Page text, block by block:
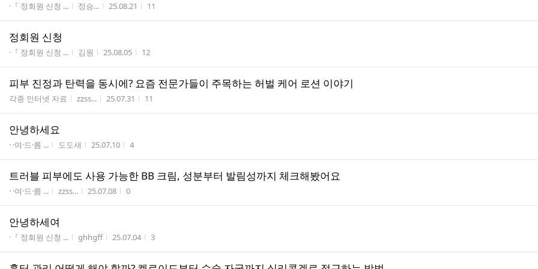
게시판명
·『 정회원 신청 ... 작성자
정승... 작성시간
25.08.21 조회수
11
정회원 신청
게시판명
·『 정회원 신청 ... 작성자
김원 작성시간
25.08.05 조회수
12
피부 진정과 탄력을 동시에? 요즘 전문가들이 주목하는 허벌 케어 로션 이야기
게시판명
각종 인터넷 자료 작성자
zzss... 작성시간
25.07.31 조회수
11
안녕하세요
게시판명
· ·여·드·름 ... 작성자
도도새 작성시간
25.07.10 조회수
4
트러블 피부에도 사용 가능한 BB 크림, 성분부터 발림성까지 체크해봤어요
게시판명
· ·여·드·름 ... 작성자
zzss... 작성시간
25.07.08 조회수
0
안녕하세여
게시판명
·『 정회원 신청 ... 작성자
ghhgff 작성시간
25.07.04 조회수
3